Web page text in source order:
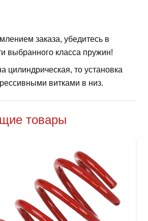
заказа, убедитесь в
выбранного класса пружин!
цилиндрическая, то установка
витками в низ.
товары